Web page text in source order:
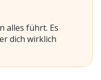
alles führt. Es
dich wirklich